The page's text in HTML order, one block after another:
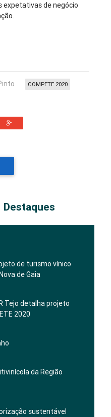
expetativas de negócio
COMPETE 2020
Destaques
de turismo vínico
de Gaia
Tejo detalha projeto
2020
da Região
sustentável